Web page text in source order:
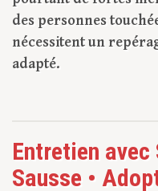
des personnes
nécessitent un
adapté.
Entretien
Sausse •